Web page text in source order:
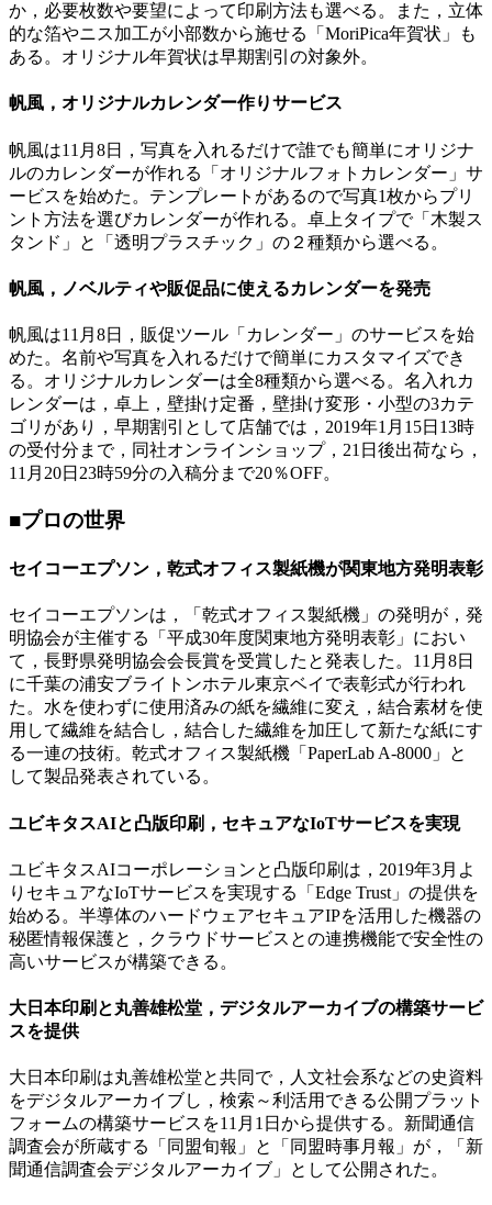
か，必要枚数や要望によって印刷方法も選べる。また，立体
的な箔やニス加工が小部数から施せる「MoriPica年賀状」も
ある。オリジナル年賀状は早期割引の対象外。
帆風，オリジナルカレンダー作りサービス
帆風は11月8日，写真を入れるだけで誰でも簡単にオリジナ
ルのカレンダーが作れる「オリジナルフォトカレンダー」サ
ービスを始めた。テンプレートがあるので写真1枚からプリ
ント方法を選びカレンダーが作れる。卓上タイプで「木製ス
タンド」と「透明プラスチック」の２種類から選べる。
帆風，ノベルティや販促品に使えるカレンダーを発売
帆風は11月8日，販促ツール「カレンダー」のサービスを始
めた。名前や写真を入れるだけで簡単にカスタマイズでき
る。オリジナルカレンダーは全8種類から選べる。名入れカ
レンダーは，卓上，壁掛け定番，壁掛け変形・小型の3カテ
ゴリがあり，早期割引として店舗では，2019年1月15日13時
の受付分まで，同社オンラインショップ，21日後出荷なら，
11月20日23時59分の入稿分まで20％OFF。
■プロの世界
セイコーエプソン，乾式オフィス製紙機が関東地方発明表彰
セイコーエプソンは，「乾式オフィス製紙機」の発明が，発
明協会が主催する「平成30年度関東地方発明表彰」におい
て，長野県発明協会会長賞を受賞したと発表した。11月8日
に千葉の浦安ブライトンホテル東京ベイで表彰式が行われ
た。水を使わずに使用済みの紙を繊維に変え，結合素材を使
用して繊維を結合し，結合した繊維を加圧して新たな紙にす
る一連の技術。乾式オフィス製紙機「PaperLab A-8000」と
して製品発表されている。
ユビキタスAIと凸版印刷，セキュアなIoTサービスを実現
ユビキタスAIコーポレーションと凸版印刷は，2019年3月よ
りセキュアなIoTサービスを実現する「Edge Trust」の提供を
始める。半導体のハードウェアセキュアIPを活用した機器の
秘匿情報保護と，クラウドサービスとの連携機能で安全性の
高いサービスが構築できる。
大日本印刷と丸善雄松堂，デジタルアーカイブの構築サービ
スを提供
大日本印刷は丸善雄松堂と共同で，人文社会系などの史資料
をデジタルアーカイブし，検索～利活用できる公開プラット
フォームの構築サービスを11月1日から提供する。新聞通信
調査会が所蔵する「同盟旬報」と「同盟時事月報」が，「新
聞通信調査会デジタルアーカイブ」として公開された。